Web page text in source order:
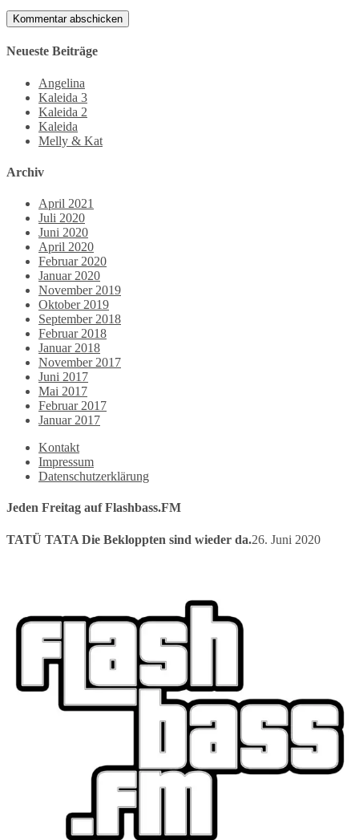
Neueste Beiträge
Angelina
Kaleida 3
Kaleida 2
Kaleida
Melly & Kat
Archiv
April 2021
Juli 2020
Juni 2020
April 2020
Februar 2020
Januar 2020
November 2019
Oktober 2019
September 2018
Februar 2018
Januar 2018
November 2017
Juni 2017
Mai 2017
Februar 2017
Januar 2017
Kontakt
Impressum
Datenschutzerklärung
Jeden Freitag auf Flashbass.FM
TATÜ TATA Die Bekloppten sind wieder da.26. Juni 2020